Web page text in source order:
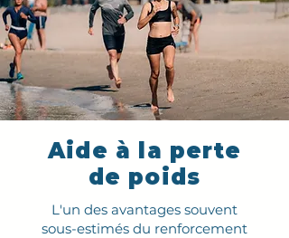
Aide à la perte
de poids
L'un des avantages souvent
sous-estimés du renforcement